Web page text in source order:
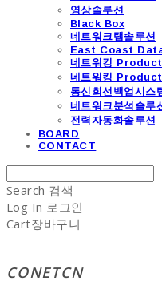
영상솔루션
Black Box
네트워크탭솔루션
East Coast
네트워킹
네트워킹
통신회선백업시스
네트워크분석솔루
전력자동화솔루션
BOARD
CONTACT
Search 검색
Log In 로그인
Cart장바구니
CONETCN